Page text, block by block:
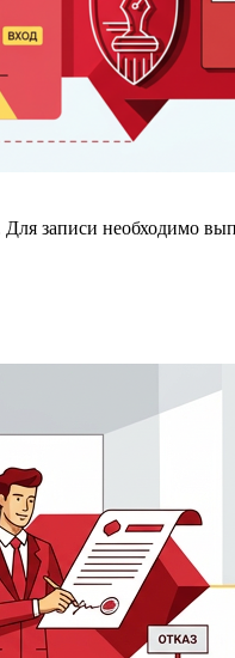
Для записи необходимо